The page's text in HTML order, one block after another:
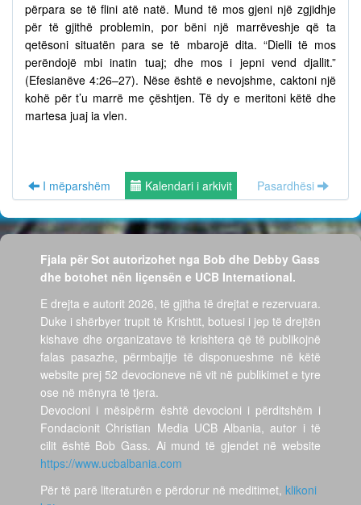
përpara se të flini atë natë. Mund të mos gjeni një zgjidhje
për të gjithë problemin, por bëni një marrëveshje që ta
qetësoni situatën para se të mbarojë dita. “Dielli të mos
perëndojë mbi inatin tuaj; dhe mos i jepni vend djallit.”
(Efesianëve 4:26–27). Nëse është e nevojshme, caktoni një
kohë për t’u marrë me çështjen. Të dy e meritoni këtë dhe
martesa juaj ia vlen.
I mëparshëm Kalendari i arkivit Pasardhësi
Fjala për Sot autorizohet nga Bob dhe Debby Gass
dhe botohet nën liçensën e UCB International.
E drejta e autorit 2026, të gjitha të drejtat e rezervuara.
Duke i shërbyer trupit të Krishtit, botuesi i jep të drejtën
kishave dhe organizatave të krishtera që të publikojnë
falas pasazhe, përmbajtje të disponueshme në këtë
website prej 52 devocioneve në vit në publikimet e tyre
ose në mënyra të tjera.
Devocioni i mësipërm është devocioni i përditshëm i
Fondacionit Christian Media UCB Albania, autor i të
cilit është Bob Gass. Ai mund të gjendet në website
https://www.ucbalbania.com
Për të parë literaturën e përdorur në meditimet, klikoni